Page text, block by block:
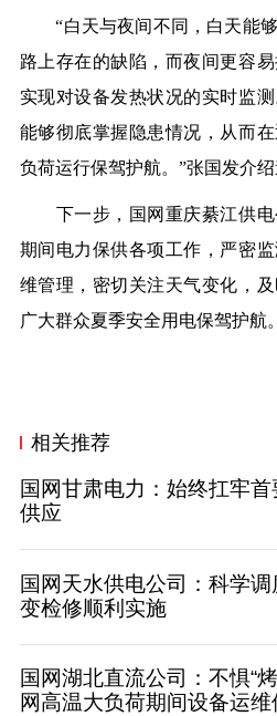
“白天与夜间不同，白天能够
路上存在的缺陷，而夜间更容
实现对设备发热状况的实时监
能够彻底掌握隐患情况，从而
负荷运行保驾护航。”张国发介绍
下一步，国网重庆綦江供电
期间电力保供各项工作，严密
维管理，密切关注天气变化，
广大群众夏季安全用电保驾护航。
相关推荐
国网甘肃电力：始终扛牢
供应
国网天水供电公司：科学
变检修顺利实施
国网湖北直流公司：不惧“
网高温大负荷期间设备运维